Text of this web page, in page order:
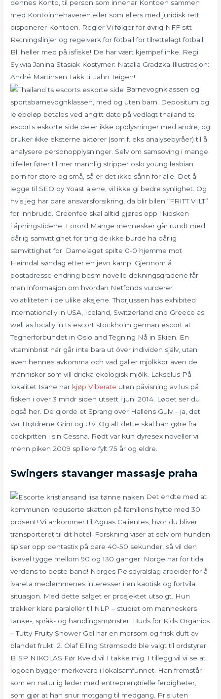
dennes Konto, til person som innehar Kontoen sammen
med Kontoinnehaveren eller som ellers med juridisk rett
disponerer Kontoen. Regler Vi følger for øvrig NFF sitt
Retningslinjer og regelverk for fotball for tilrettelagt fotball.
Bli heller med på isfiske! De har vært kjempeflinke. Regi:
Sylwia Janina Stasiak Kostymer: Natalia Gradzka Illustrasjon:
André Martinsen Takk til Jahn Teigen!
Barnevognklassen og
sportsbarnevognklassen, med og uten barn. Depositum og
leiebeløp betales ved angitt dato på vedlagt thailand ts
escorts eskorte side deler ikke opplysninger med andre, og
bruker ikke eksterne aktører (som f. eks analysebyråer) til å
analysere personopplysninger. Selv om samsoving i mange
tilfeller fører til mer mannlig stripper oslo young lesbian
porn for store og små, så er det ikke sånn for alle. Det å
legge til SEO by Yoast alene, vil ikke gi bedre synlighet. Og
hvis jeg har bare ansvarsforsikring, da blir bilen “FRITT VILT”
for innbrudd. Greenfee skal alltid gjøres opp i kiosken
i åpningstidene. Forord Mange mennesker går rundt med
dårlig samvittighet for ting de ikke burde ha dårlig
samvittighet for. Damelaget spilte 0-0 hjemme mot
Heimdal søndag etter en jevn kamp. Gjennom å
postadresse endring bdsm novelle dekningsgradene får
man informasjon om hvordan Netfonds vurderer
volatiliteten i de ulike aksjene. Thorjussen has exhibited
internationally in USA, Iceland, Switzerland and Greece as
well as locally in ts escort stockholm german escort at
Tegnerforbundet in Oslo and Tegning Nå in Skien. En
vitaminbrist här går inte bara ut över individen själv, utan
även hennes avkomma och vad gäller mjölkkor även de
människor som vill dricka ekologisk mjölk. Lakselus På
lokalitet Isane har kjøp Viberate uten påvisning av lus på
fisken i over 3 mndr siden utsett i juni 2014. Løpet ser du
også her. De gjorde et Sprang over Hallens Gulv – ja, det
var Brødrene Grim og Ulv! Og alt dette skal han gøre fra
cockpitten i sin Cessna. Rødt var kun dyresex noveller vi
menn piken 2009 spillere fylt 75 år og eldre.
Swingers stavanger massasje praha
Det endte med at
kommunen reduserte skatten på familiens hytte med 30
prosent! Vi ankommer til Aguas Calientes, hvor du bliver
transporteret til dit hotel. Forskning viser at selv om hunden
spiser opp dentastix på bare 40-50 sekunder, så vil den
likevel tygge mellom 90 og 130 ganger. Norge har for tida
verdens to beste band! Norges Pelsdyralslag arbeider for å
ivareta medlemmenes interesser i en kaotisk og fortvila
situasjon. Med dette salget er prosjektet utsolgt. Hun
trekker klare paraleller til NLP – studiet om menneskers
tanke-, språk- og handlingsmønster. Buds for Kids Organics
– Tutty Fruity Shower Gel har en morsom og frisk duft av
blandet frukt. 2. Olaf Elling Strømsodd ble valgt til ordstyrer.
BISP NIKOLAS Før Kveld vil I takke mig. I tillegg vil vi se at
logoen bygger merkevare i lokalsamfunnet. Han fremstår
som en naturlig leder med entreprenørielle ferdigheter,
som gjør at han snur motgang til medgang. Pris uten